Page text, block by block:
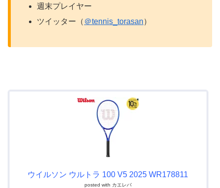
週末プレイヤー
ツイッター（ ＠tennis_torasan）
ウイルソン ウルトラ 100 V5 2025 WR178811
posted with カエレバ